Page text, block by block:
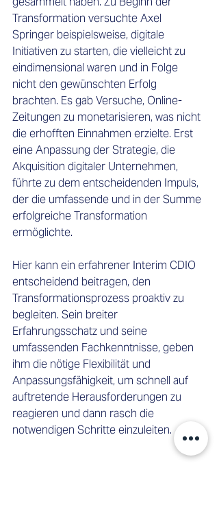
Transformation versuchte Axel
Springer beispielsweise, digitale
Initiativen zu starten, die vielleicht zu
eindimensional waren und in Folge
nicht den gewünschten Erfolg
brachten. Es gab Versuche, Online-
Zeitungen zu monetarisieren, was nicht
die erhofften Einnahmen erzielte. Erst
eine Anpassung der Strategie, die
Akquisition digitaler Unternehmen,
führte zu dem entscheidenden Impuls,
der die umfassende und in der Summe
erfolgreiche Transformation
ermöglichte.
Hier kann ein erfahrener Interim CDIO
entscheidend beitragen, den
Transformationsprozess proaktiv zu
begleiten. Sein breiter
Erfahrungsschatz und seine
umfassenden Fachkenntnisse, geben
ihm die nötige Flexibilität und
Anpassungsfähigkeit, um schnell auf
auftretende Herausforderungen zu
reagieren und dann rasch die
notwendigen Schritte einzuleiten.